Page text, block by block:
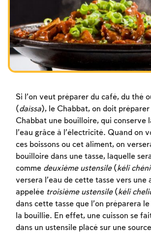
Les jeûnes liés à la destruction du
Hanouca
Pourim
Si l’on veut préparer du café, du thé
(daïssa), le Chabbat, on doit
Chabbat une bouilloire, qui conserve
l’eau grâce à l’électricité. Quand on
ces boissons ou cet aliment, on
bouilloire dans une tasse, laquelle
comme deuxième ustensile(kéli chéni
versera l’eau de cette tasse vers une
appelée troisième ustensile(kéli
dans cette tasse que l’on préparera
la bouillie. En effet, une cuisson se
dans un ustensile placé sur une